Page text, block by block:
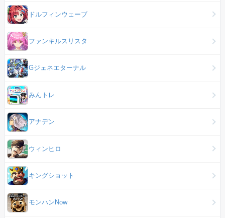
ドルフィンウェーブ
ファンキルスリスタ
Gジェネエターナル
みんトレ
アナデン
ウィンヒロ
キングショット
モンハンNow